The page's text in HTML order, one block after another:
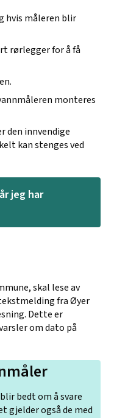
hvis måleren blir
rørlegger for å få
monteres
den innvendige
kan stenges ved
jeg har
skal lese av
fra Øyer
Dette er
om dato på
bedt om å svare
gjelder også de med